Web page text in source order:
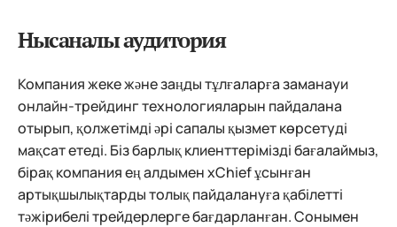
Нысаналы аудитория
Компания жеке және заңды тұлғаларға заманауи
онлайн-трейдинг технологияларын пайдалана
отырып, қолжетімді әрі сапалы қызмет көрсетуді
мақсат етеді. Біз барлық клиенттерімізді бағалаймыз,
бірақ компания ең алдымен xChief ұсынған
артықшылықтарды толық пайдалануға қабілетті
тәжірибелі трейдерлерге бағдарланған. Сонымен